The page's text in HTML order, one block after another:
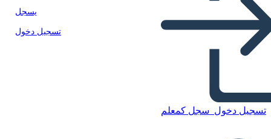
يسجل
تسجيل دخول
تسجيل دخول سجل كمعلم